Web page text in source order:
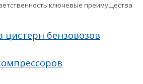
ключевые преимущества
цистерн бензовозов